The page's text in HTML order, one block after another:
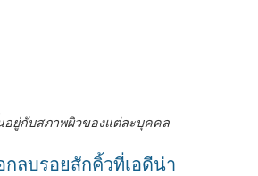
อยู่กับสภาพผิวของแต่ละบุคคล
กลบรอยสักคิ้วที่เอดีน่า